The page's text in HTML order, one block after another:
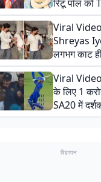
रिंटू पॉल को
ऑफिस में ले
Video
Viral
Shreyas
लगभग काट
न्यूजीलैंड
बाल-बाल बचे
Viral
के लिए 1
SA20 में
एक हाथ से
विज्ञापन